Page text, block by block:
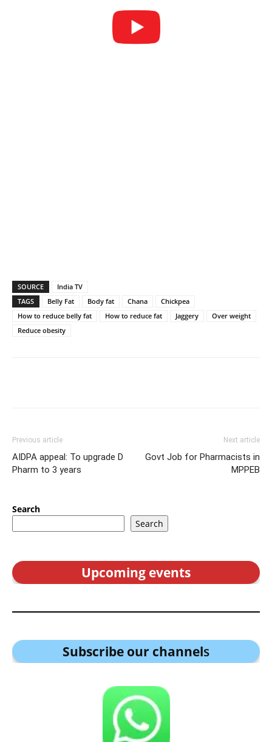
SOURCE
India TV
TAGS
Belly Fat Body fat Chana
Chickpea
How to reduce belly fat
How to reduce fat Jaggery
Over weight
Reduce obesity
Previous article
AIDPA appeal: To upgrade D
Pharm to 3 years
Next article
Govt Job for Pharmacists in
MPPEB
Search
Search
Upcoming events
Subscribe our channels